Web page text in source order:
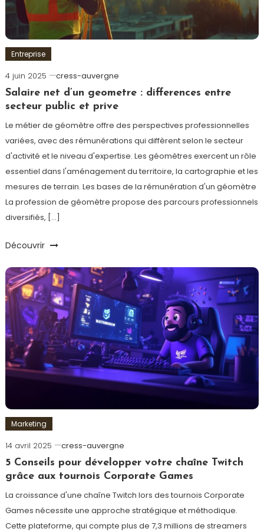
Entreprise
4 juin 2025
cress-auvergne
Salaire net d’un geometre : differences entre
secteur public et prive
Le métier de géomètre offre des perspectives professionnelles
variées, avec des rémunérations qui diffèrent selon le secteur
d'activité et le niveau d'expertise. Les géomètres exercent un rôle
essentiel dans l'aménagement du territoire, la cartographie et les
mesures de terrain. Les bases de la rémunération d'un géomètre
La profession de géomètre propose des parcours professionnels
diversifiés, […]
Découvrir
Marketing
14 avril 2025
cress-auvergne
5 Conseils pour développer votre chaîne Twitch
grâce aux tournois Corporate Games
La croissance d'une chaîne Twitch lors des tournois Corporate
Games nécessite une approche stratégique et méthodique.
Cette plateforme, qui compte plus de 7,3 millions de streamers